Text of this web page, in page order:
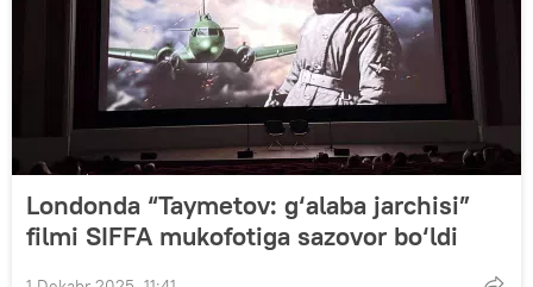
Londonda “Taymetov: g‘alaba jarchisi”
filmi SIFFA mukofotiga sazovor bo‘ldi